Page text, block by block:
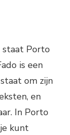
staat Porto
is een
om zijn
en
In Porto
kunt